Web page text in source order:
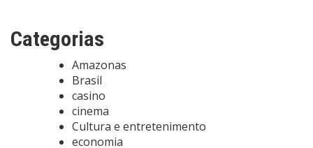
Categorias
Amazonas
Brasil
casino
cinema
Cultura e entretenimento
economia